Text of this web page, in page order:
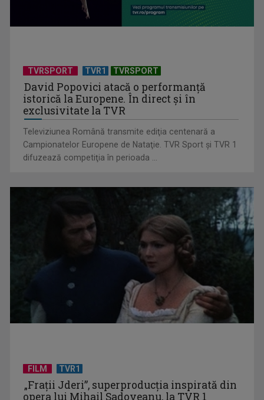
Cum ne-a îmbolnăvit telefonul și cum salvarea era mereu
acolo: Mai încet, fă ...
Anda Călugăreanu cu „N-am noroc” – a cincea cea mai
TVRSPORT TVR1 TVRSPORT
David Popovici atacă o performanţă
istorică la Europene. În direct şi în
exclusivitate la TVR
Televiziunea Română transmite ediţia centenară a
Campionatelor Europene de Nataţie. TVR Sport şi TVR 1
difuzează competiţia în perioada ...
FILM TVR1
„Frații Jderi”, superproducția inspirată din
opera lui Mihail Sadoveanu, la TVR 1